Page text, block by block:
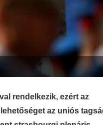
rendelkezik, ezért az
az uniós